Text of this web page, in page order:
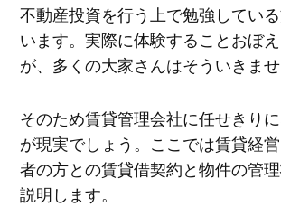
不動産投資を行う上で勉強してい
います。実際に体験することおぼ
が、多くの大家さんはそういきませ
そのため賃貸管理会社に任せきり
が現実でしょう。ここでは賃貸経
者の方との賃貸借契約と物件の管
説明します。